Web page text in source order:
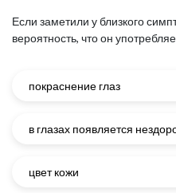
Если заметили у близкого
вероятность, что он
покраснение глаз
в глазах появляется
цвет кожи